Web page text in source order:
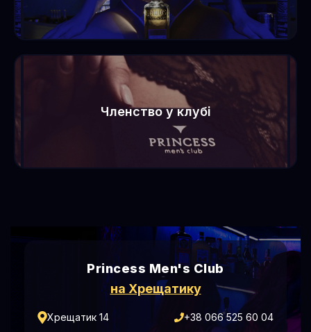
Членство у клубі
Princess Men's Club
на Хрещатику
Хрещатик 14 +38 066 525 60 04